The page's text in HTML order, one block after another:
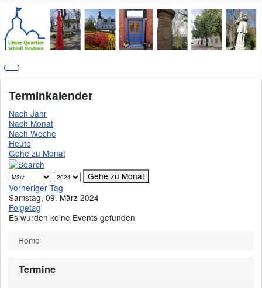
Terminkalender
Nach Jahr
Nach Monat
Nach Woche
Heute
Gehe zu Monat
Gehe zu Monat
Vorheriger Tag
Samstag, 09. März 2024
Folgetag
Es wurden keine Events gefunden
Home
Termine